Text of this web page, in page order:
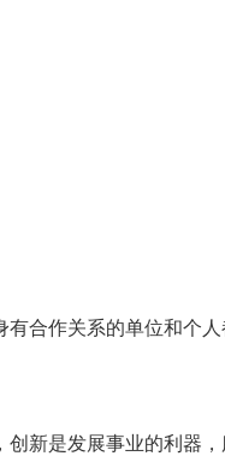
合作关系的单位和个
新是发展事业的利器，